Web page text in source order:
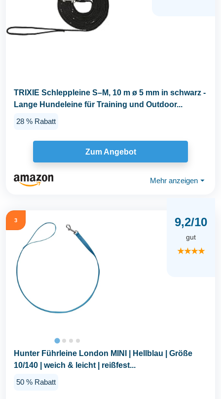
TRIXIE Schleppleine S–M, 10 m ø 5 mm in schwarz -
Lange Hundeleine für Training und Outdoor...
28 % Rabatt
Zum Angebot
Mehr anzeigen ⏷
3 9,2/10
gut
★★★★
Hunter Führleine London MINI | Hellblau | Größe
10/140 | weich & leicht | reißfest...
50 % Rabatt